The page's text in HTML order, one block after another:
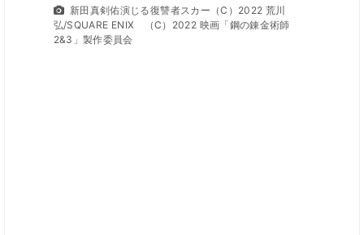
新田真剣佑演じる復讐者スカー（C）2022 荒川
弘/SQUARE ENIX （C）2022 映画「鋼の錬金術師
2&3」製作委員会